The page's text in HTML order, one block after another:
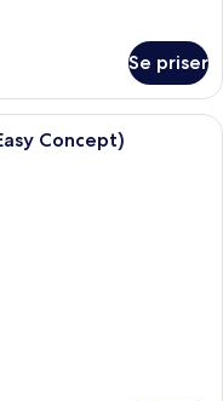
Se priser
- flere senge (New Sleep
Concept)